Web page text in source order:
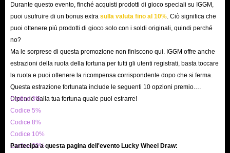
collaborare con hacker o di utilizzare valuta illecita che potrebbe
compromettere la sicurezza del tuo account. Inoltre, utilizziamo un sistema
di trading altamente sicuro, supportato da un servizio clienti online attivo
24 ore su 24, 7 giorni su 7, che tutela il tuo ordine dall'inizio alla fine. Di
conseguenza, i giocatori possono effettuare i propri ordini qui con la
massima tranquillità.
Attualmente disponiamo di un vasto inventario di crediti FH6 a prezzi
solitamente in grado di completare la consegna dei crediti di Forza Horizon
6 entro 15 minuti. Qualora dovessi riscontrare dubbi o domande durante il
processo di acquisto, non esitare a contattare il nostro team di assistenza
Durante questo evento, finché acquisti prodotti di gioco speciali su IGGM,
puoi usufruire di un bonus extra sulla valuta fino al 10% . Ciò significa che
puoi ottenere più prodotti di gioco solo con i soldi originali, quindi perché
no?
Ma le sorprese di questa promozione non finiscono qui. IGGM offre anche
estrazioni della ruota della fortuna per tutti gli utenti registrati, basta toccare
la ruota e puoi ottenere la ricompensa corrispondente dopo che si ferma.
Questa estrazione fortunata include le seguenti 10 opzioni premio.
Dipende dalla tua fortuna quale puoi estrarre!
Codice 3%
Codice 5%
Codice 8%
Codice 10%
Codice 20%
Partecipa a questa pagina dell'evento Lucky Wheel Draw: